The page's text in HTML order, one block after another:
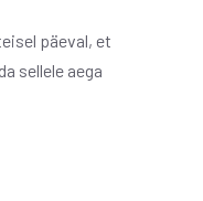
päeval, et
sellele aega